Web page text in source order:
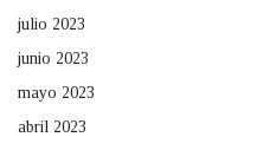
julio 2023
junio 2023
mayo 2023
abril 2023